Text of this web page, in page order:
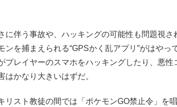
伴う事故や、ハッキングの可能性も問題視さ
ンを捕まえられる“GPSかく乱アプリ”がはやっ
プレイヤーのスマホをハッキングしたり、悪性
はかなり大きいはずだ。
スト教徒の間では「ポケモンGO禁止令」を